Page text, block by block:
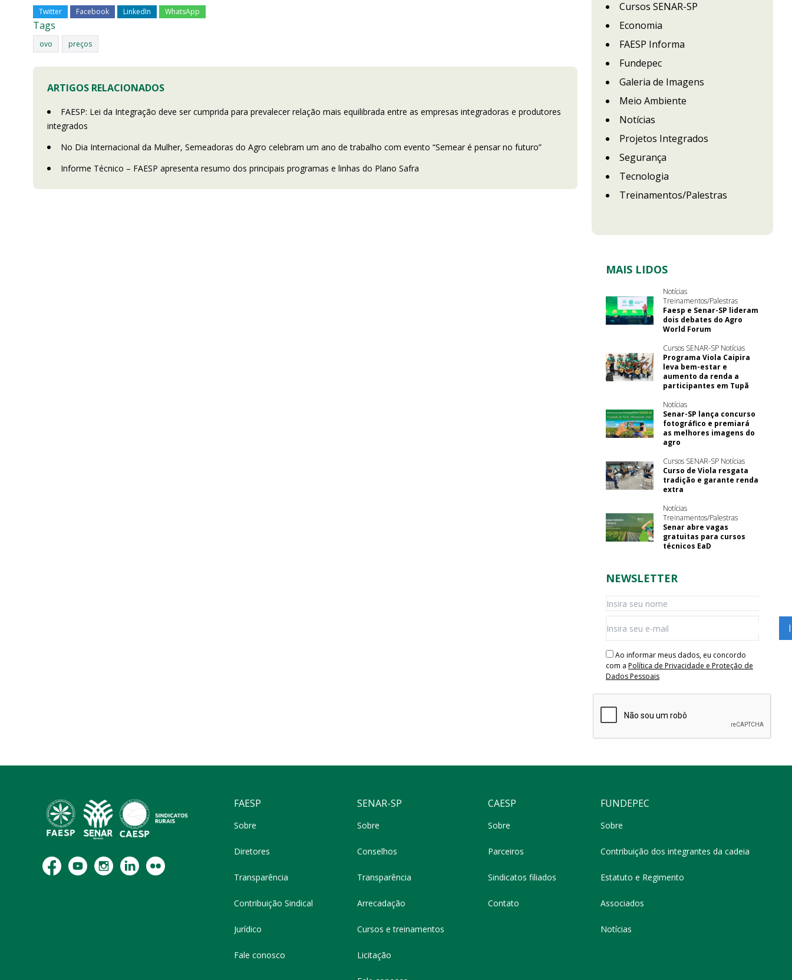
Twitter Facebook LinkedIn WhatsApp
Tags
ovo preços
ARTIGOS RELACIONADOS
FAESP: Lei da Integração deve ser cumprida para prevalecer relação mais equilibrada entre as empresas integradoras e produtores
integrados
No Dia Internacional da Mulher, Semeadoras do Agro celebram um ano de trabalho com evento “Semear é pensar no futuro”
Informe Técnico – FAESP apresenta resumo dos principais programas e linhas do Plano Safra
Cursos SENAR-SP
Economia
FAESP Informa
Fundepec
Galeria de Imagens
Meio Ambiente
Notícias
Projetos Integrados
Segurança
Tecnologia
Treinamentos/Palestras
MAIS LIDOS
Notícias
Treinamentos/Palestras
Faesp e Senar-SP lideram
dois debates do Agro
World Forum
Cursos SENAR-SP Notícias
Programa Viola Caipira
leva bem-estar e
aumento da renda a
participantes em Tupã
Notícias
Senar-SP lança concurso
fotográfico e premiará
as melhores imagens do
agro
Cursos SENAR-SP Notícias
Curso de Viola resgata
tradição e garante renda
extra
Notícias
Treinamentos/Palestras
Senar abre vagas
gratuitas para cursos
técnicos EaD
NEWSLETTER
Ao informar meus dados, eu concordo
com a Política de Privacidade e Proteção de
Dados Pessoais
FAESP
Sobre
Diretores
Transparência
Contribuição Sindical
Jurídico
Fale conosco
SENAR-SP
Sobre
Conselhos
Transparência
Arrecadação
Cursos e treinamentos
Licitação
CAESP
Sobre
Parceiros
Sindicatos filiados
Contato
FUNDEPEC
Sobre
Contribuição dos integrantes da cadeia
Estatuto e Regimento
Associados
Notícias